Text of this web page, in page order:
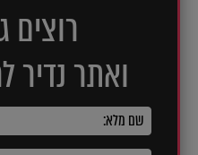
רוצים
ואתר נדיר